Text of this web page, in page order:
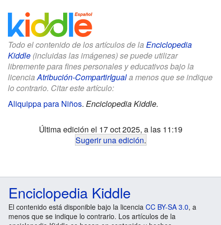
Todo el contenido de los artículos de la Enciclopedia
Kiddle (incluidas las imágenes) se puede utilizar
libremente para fines personales y educativos bajo la
licenciaAtribución-CompartirIguala menos que se indique
lo contrario. Citar este artículo:
Aliquippa para Niños. Enciclopedia Kiddle.
Última edición el 17 oct 2025, a las 11:19
Sugerir una edición.
Enciclopedia Kiddle
El contenido está disponible bajo la licencia CC BY-SA 3.0, a
menos que se indique lo contrario. Los artículos de la